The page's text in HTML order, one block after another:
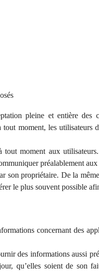
pleine et entière des
tout moment, les utilisateurs
tout moment aux
préalablement
son propriétaire. De la
le plus souvent possible
concernant des
des informations aussi
qu’elles soient de son